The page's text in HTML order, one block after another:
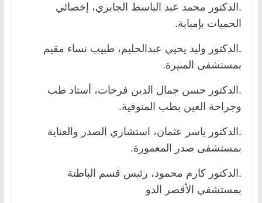
.الدكتور محمد عبد الباسط الجابري، إخصائي
الحميات بإمبابة.
.الدكتور وليد يحيي عبدالحليم، طبيب نساء مقيم
بمستشفى المنيرة.
.الدكتور حسن جمال الدين فرحات، أستاذ طب
وجراحة العين بطب المنوفية.
.الدكتور ياسر عثمان، استشاري الصدر والعناية
بمستشفى صدر المعمورة.
.الدكتور كارم محمود، رئيس قسم الباطنة
بمستشفي الأقصر الدو